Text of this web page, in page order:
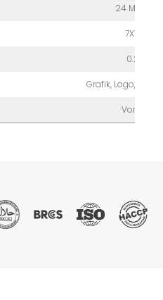
24 Monate
7X7X12
0.2kg
Grafik, Logo,
Vorrätig